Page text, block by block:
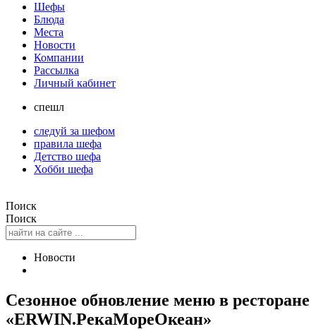
Шефы
Блюда
Места
Новости
Компании
Рассылка
Личный кабинет
спешл
следуй за шефом
правила шефа
Детство шефа
Хобби шефа
Поиск
Поиск
Новости
Сезонное обновление меню в ресторане
«ERWIN.РекаМореОкеан»